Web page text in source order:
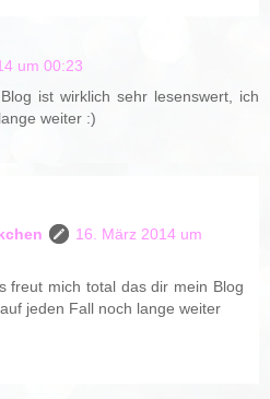
um 00:23
ist wirklich sehr lesenswert, ich
weiter :)
16. März 2014 um
freut mich total das dir mein Blog
jeden Fall noch lange weiter